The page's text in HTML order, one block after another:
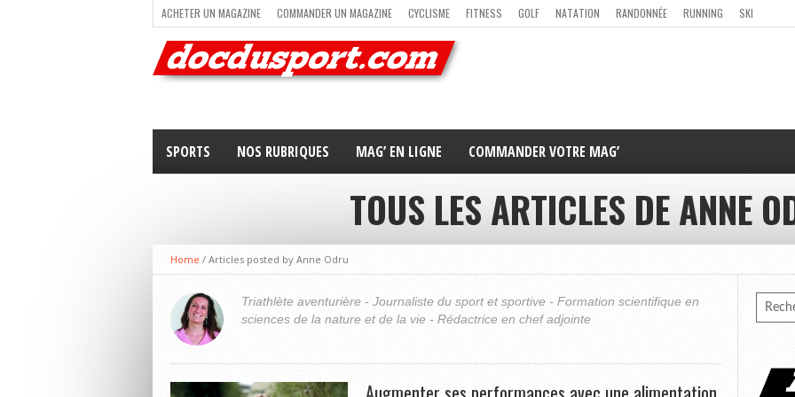
ACHETER UN MAGAZINE COMMANDER UN MAGAZINE CYCLISME FITNESS GOLF NATATION RANDONNÉE RUNNING
SKI
TRAIL RUNNING
TRIATHLON VOILE NEWSLETTER MAG’ EN LIGNE
SPORTS NOS RUBRIQUES MAG’ EN LIGNE COMMANDER VOTRE MAG’
TOUS LES ARTICLES DE ANNE
Home / Articles posted by Anne Odru
Triathlète aventurière - Journaliste du sport et sportive - Formation scientifique en
sciences de la nature et de la vie - Rédactrice en chef adjointe